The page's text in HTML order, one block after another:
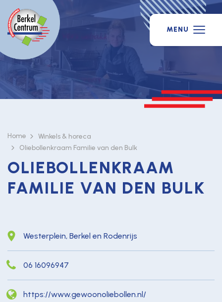
MENU
Home
Winkels & horeca
Oliebollenkraam Familie van den Bulk
OLIEBOLLENKRAAM
FAMILIE VAN DEN BULK
Westerplein, Berkel en Rodenrijs
06 16096947
https://www.gewoonoliebollen.nl/